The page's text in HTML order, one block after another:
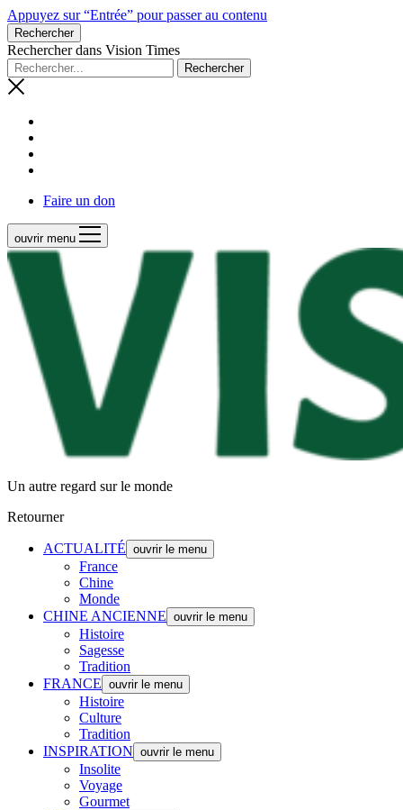
Appuyez sur “Entrée” pour passer au contenu
Rechercher
Rechercher dans Vision Times
Faire un don
ouvrir menu
Un autre regard sur le monde
Retourner
ACTUALITÉ ouvrir le menu
France
Chine
Monde
CHINE ANCIENNE ouvrir le menu
Histoire
Sagesse
Tradition
FRANCE ouvrir le menu
Histoire
Culture
Tradition
INSPIRATION ouvrir le menu
Insolite
Voyage
Gourmet